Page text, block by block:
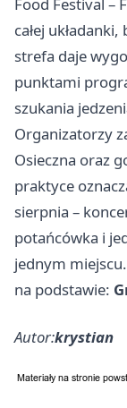
całej
strefa daje
punktami
szukania
Organizatorzy
Osieczna oraz
praktyce
sierpnia –
potańcówka i
jednym miejscu.
na podstawie:
Autor:krystian